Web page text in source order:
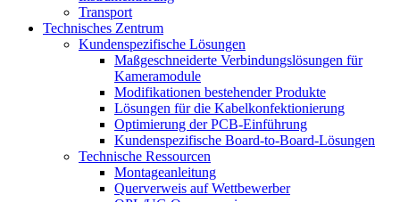
Transport
Technisches Zentrum
Kundenspezifische Lösungen
Maßgeschneiderte Verbindungslösungen für
Kameramodule
Modifikationen bestehender Produkte
Lösungen für die Kabelkonfektionierung
Optimierung der PCB-Einführung
Kundenspezifische Board-to-Board-Lösungen
Technische Ressourcen
Montageanleitung
Querverweis auf Wettbewerber